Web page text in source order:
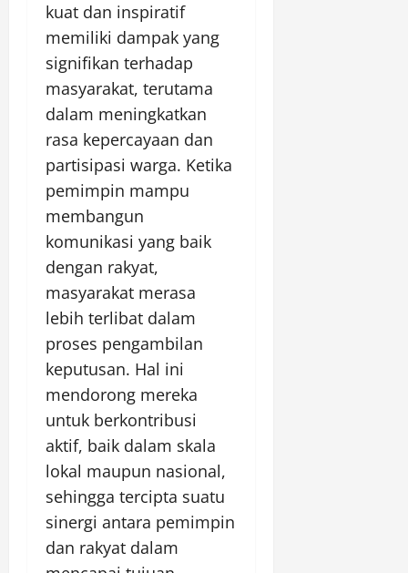
kuat dan inspiratif
memiliki dampak yang
signifikan terhadap
masyarakat, terutama
dalam meningkatkan
rasa kepercayaan dan
partisipasi warga. Ketika
pemimpin mampu
membangun
komunikasi yang baik
dengan rakyat,
masyarakat merasa
lebih terlibat dalam
proses pengambilan
keputusan. Hal ini
mendorong mereka
untuk berkontribusi
aktif, baik dalam skala
lokal maupun nasional,
sehingga tercipta suatu
sinergi antara pemimpin
dan rakyat dalam